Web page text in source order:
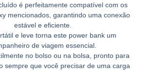
é perfeitamente compatível com os
mencionados, garantindo uma conexão
estável e eficiente.
e leve torna este power bank um
de viagem essencial.
no bolso ou na bolsa, pronto para
sempre que você precisar de uma carga